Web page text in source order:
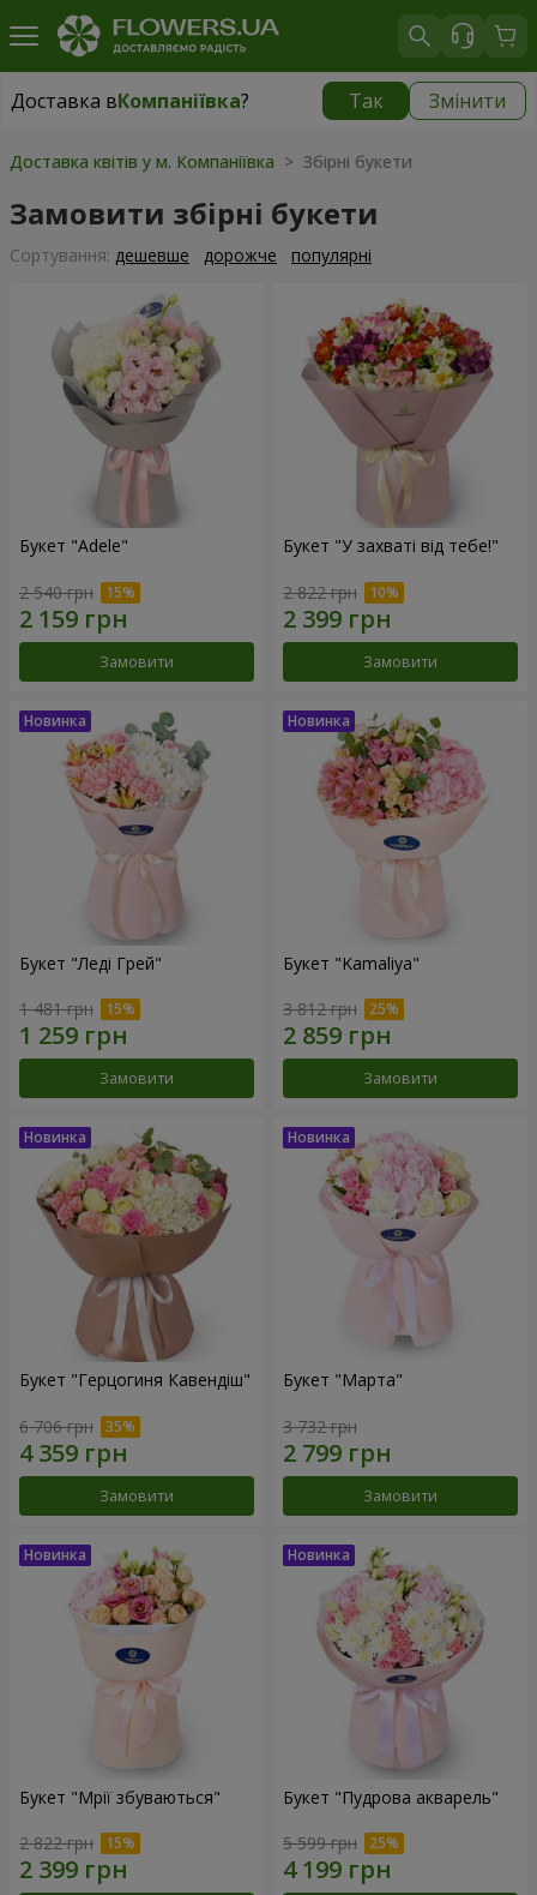
Доставка вКомпаніївка? Так Змінити
Доставка вКомпаніївка| безкоштовно
Доставка квітів у м. Компаніївка > Збірні букети
Замовити збірні букети
Сортування: дешевше дорожче популярні
Букет "Adele"
2 540 грн
Замовити
Букет "У захваті від тебе!"
2 822 грн
Замовити
Букет "Леді Грей"
1 481 грн
Замовити
Букет "Kamaliya"
3 812 грн
Замовити
Букет "Герцогиня Кавендіш"
6 706 грн
Замовити
Букет "Марта"
3 732 грн
Замовити
Букет "Мрії збуваються"
2 822 грн
Букет "Пудрова акварель"
5 599 грн